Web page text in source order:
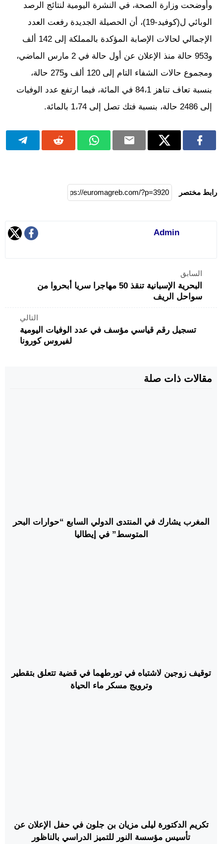
وأوضحت وزارة الصحة، في النشرة اليومية لنتائج الرصد
الوبائي ل(كوفيد-19)، أن الحصيلة الجديدة رفعت العدد
الإجمالي لحالات الإصابة المؤكدة بالمملكة إلى 142 ألف
و953 حالة منذ الإعلان عن أول حالة في 2 مارس الماضي،
ومجموع حالات الشفاء التام إلى 120 ألف و275 حالة،
بنسبة تعاف تناهز 84،1 في المائة، فيما ارتفع عدد الوفيات
إلى 2486 حالة، بنسبة فتك تصل إلى 1،74 بالمائة.
رابط مختصر
Admin
السابق
البحرية الإسبانية تنقذ 50 مهاجرا سريا أبحروا من
سواحل الريف
التالي
تسجيل رقم قياسي مؤسف في عدد الوفيات اليومية
لفيروس كورونا
مقالات ذات صلة
المغرب يشارك في المنتدى الدولي السابع “حوارات البحر
المتوسط” في إيطاليا
توقيف زوجين لاشتباه في تورطهما في قضية تتعلق بتقطير
وترويج مسكر ماء الحياة
تكريم الدكتورة ليلى مزيان بن جلون في حفل الإعلان عن
تأسيس مؤسسة النور للتميز الدراسي بالناظور